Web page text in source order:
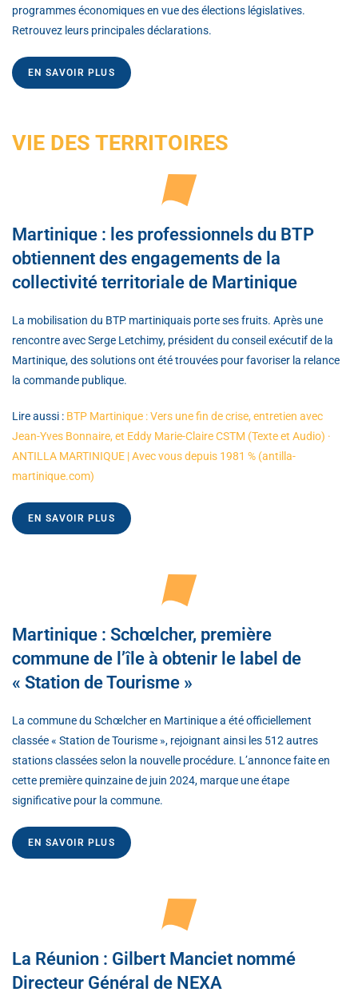
programmes économiques en vue des élections législatives.
Retrouvez leurs principales déclarations.
EN SAVOIR PLUS
VIE DES TERRITOIRES
Martinique : les professionnels du BTP
obtiennent des engagements de la
collectivité territoriale de Martinique
La mobilisation du BTP martiniquais porte ses fruits. Après une
rencontre avec Serge Letchimy, président du conseil exécutif de la
Martinique, des solutions ont été trouvées pour favoriser la relance
la commande publique.
Lire aussi : BTP Martinique : Vers une fin de crise, entretien avec
Jean-Yves Bonnaire, et Eddy Marie-Claire CSTM (Texte et Audio) ·
ANTILLA MARTINIQUE | Avec vous depuis 1981 % (antilla-
martinique.com)
EN SAVOIR PLUS
Martinique : Schœlcher, première
commune de l’île à obtenir le label de
« Station de Tourisme »
La commune du Schœlcher en Martinique a été officiellement
classée « Station de Tourisme », rejoignant ainsi les 512 autres
stations classées selon la nouvelle procédure. L’annonce faite en
cette première quinzaine de juin 2024, marque une étape
significative pour la commune.
EN SAVOIR PLUS
La Réunion : Gilbert Manciet nommé
Directeur Général de NEXA